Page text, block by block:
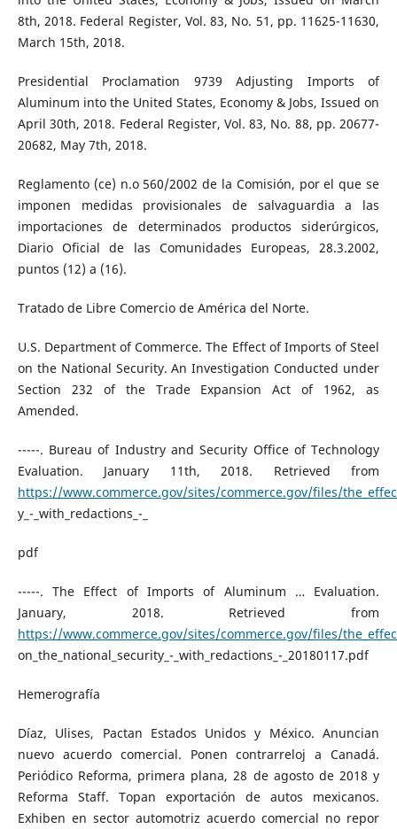
8th, 2018. Federal Register, Vol. 83, No. 51, pp. 11625-11630,
March 15th, 2018.
Presidential Proclamation 9739 Adjusting Imports of
Aluminum into the United States, Economy & Jobs, Issued on
April 30th, 2018. Federal Register, Vol. 83, No. 88, pp. 20677-
20682, May 7th, 2018.
Reglamento (ce) n.o 560/2002 de la Comisión, por el que se
imponen medidas provisionales de salvaguardia a las
importaciones de determinados productos siderúrgicos,
Diario Oficial de las Comunidades Europeas, 28.3.2002,
puntos (12) a (16).
Tratado de Libre Comercio de América del Norte.
U.S. Department of Commerce. The Effect of Imports of Steel
on the National Security. An Investigation Conducted under
Section 232 of the Trade Expansion Act of 1962, as
Amended.
-----. Bureau of Industry and Security Office of Technology
Evaluation. January 11th, 2018. Retrieved from
https://www.commerce.gov/sites/commerce.gov/files/
y_-_with_redactions_-_
pdf
-----. The Effect of Imports of Aluminum … Evaluation.
January, 2018. Retrieved from
https://www.commerce.gov/sites/commerce.gov/files/
on_the_national_security_-_with_redactions_-_20180117.pdf
Hemerografía
Díaz, Ulises, Pactan Estados Unidos y México. Anuncian
nuevo acuerdo comercial. Ponen contrarreloj a Canadá.
Periódico Reforma, primera plana, 28 de agosto de 2018 y
Reforma Staff. Topan exportación de autos mexicanos.
Exhiben en sector automotriz acuerdo comercial no repor